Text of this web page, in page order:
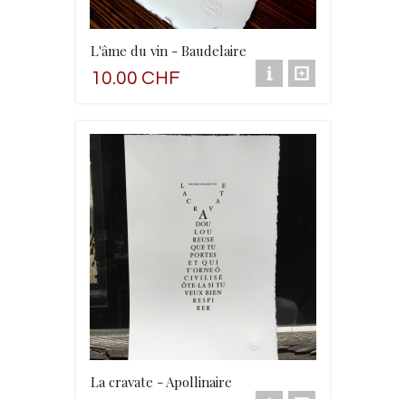
L'âme du vin - Baudelaire
10.00 CHF
La cravate - Apollinaire